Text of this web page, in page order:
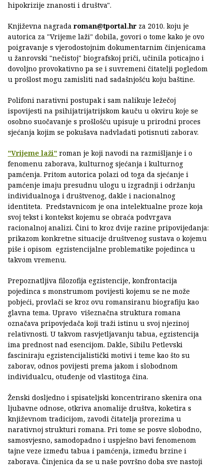
hipokrizije znanosti i društva".
Književna nagradaroman@tportal.hr za 2010. koju je
autorica za "Vrijeme laži" dobila, govori o tome kako je ovo
poigravanje s vjerodostojnim dokumentarnim činjenicama
u žanrovski "nečistoj" biografskoj priči, učinila poticajno i
dovoljno provokativno pa se i suvremeni čitatelji pogledom
u prošlost mogu zamisliti nad sadašnjošću koju baštine.
Polifoni narativni postupak i sam nalikuje ležečoj
ispovijesti na psihijatrijatrijskom kauču u okviru koje se
osobno suočavanje s prošlošću upisuje u prirodni proces
sjećanja kojim se pokušava nadvladati potisnuti zaborav.
"Vrijeme laži" roman je koji navodi na razmišljanje i o
fenomenu zaborava, kulturnog sjećanja i kulturnog
pamćenja. Pritom autorica polazi od toga da sjećanje i
pamćenje imaju presudnu ulogu u izgradnji i održanju
individualnoga i društvenog, dakle i nacionalnog
identiteta. Predstavnicom je ona intelektualne proze koja
svoj tekst i kontekst kojemu se obraća podvrgava
racionalnoj analizi. Čini to kroz dvije razine pripovijedanja:
prikazom konkretne situacije društvenog sustava o kojemu
piše i opisom egzistencijalne problematike pojedinca u
takvom vremenu.
Prepoznatljiva filozofija egzistencije, konfrontacija
pojedinca s monstrumom povijesti kojemu se ne može
pobjeći, provlači se kroz ovu romansiranu biografiju kao
glavna tema. Upravo višeznačna struktura romana
označava pripovjedača koji traži istinu u svoj njezinoj
relativnosti. U takvom rasvjetljavanju tabua, egzistencija
ima prednost nad esencijom. Dakle, Sibilu Petlevski
fasciniraju egzistencijalistički motivi i teme kao što su
zaborav, odnos povijesti prema jakom i slobodnom
individualcu, otuđenje od vlastitoga čina.
Ženski dosljedno i spisateljski koncentrirano skenira ona
ljubavne odnose, otkriva anomalije društva, koketira s
književnom tradicijom, zavodi čitatelja prorezima u
narativnoj strukturi romana. Pri tome se posve slobodno,
samosvjesno, samodopadno i uspješno bavi fenomenom
tajne veze između tabua i pamćenja, između brzine i
zaborava. Činjenica da se u naše površno doba sve nastoji